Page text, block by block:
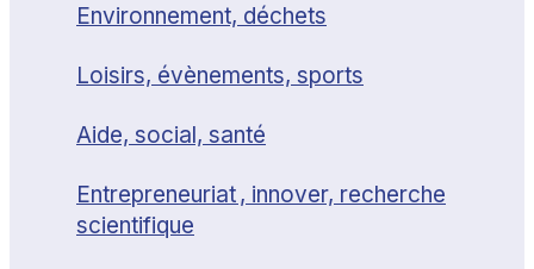
Environnement, déchets
Loisirs, évènements, sports
Aide, social, santé
Entrepreneuriat , innover, recherche
scientifique